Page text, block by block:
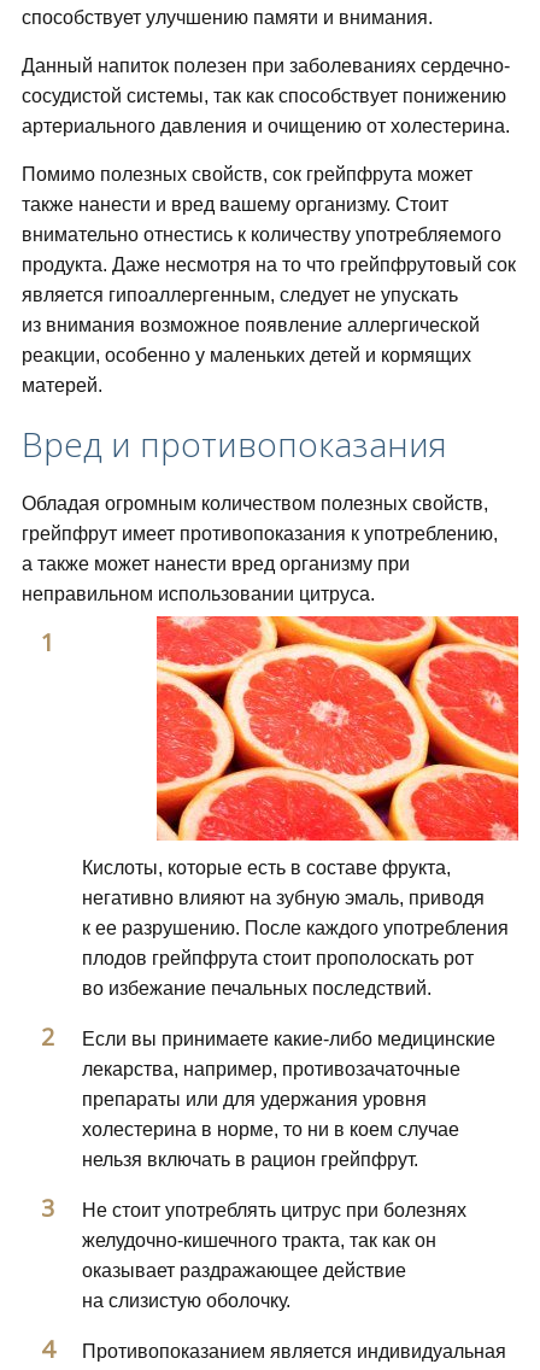
способствует улучшению памяти и внимания.
Данный напиток полезен при заболеваниях сердечно-
сосудистой системы, так как способствует понижению
артериального давления и очищению от холестерина.
Помимо полезных свойств, сок грейпфрута может
также нанести и вред вашему организму. Стоит
внимательно отнестись к количеству употребляемого
продукта. Даже несмотря на то что грейпфрутовый сок
является гипоаллергенным, следует не упускать
из внимания возможное появление аллергической
реакции, особенно у маленьких детей и кормящих
матерей.
Вред и противопоказания
Обладая огромным количеством полезных свойств,
грейпфрут имеет противопоказания к употреблению,
а также может нанести вред организму при
неправильном использовании цитруса.
Кислоты, которые есть в составе фрукта,
негативно влияют на зубную эмаль, приводя
к ее разрушению. После каждого употребления
плодов грейпфрута стоит прополоскать рот
во избежание печальных последствий.
Если вы принимаете какие-либо медицинские
лекарства, например, противозачаточные
препараты или для удержания уровня
холестерина в норме, то ни в коем случае
нельзя включать в рацион грейпфрут.
Не стоит употреблять цитрус при болезнях
желудочно-кишечного тракта, так как он
оказывает раздражающее действие
на слизистую оболочку.
Противопоказанием является индивидуальная